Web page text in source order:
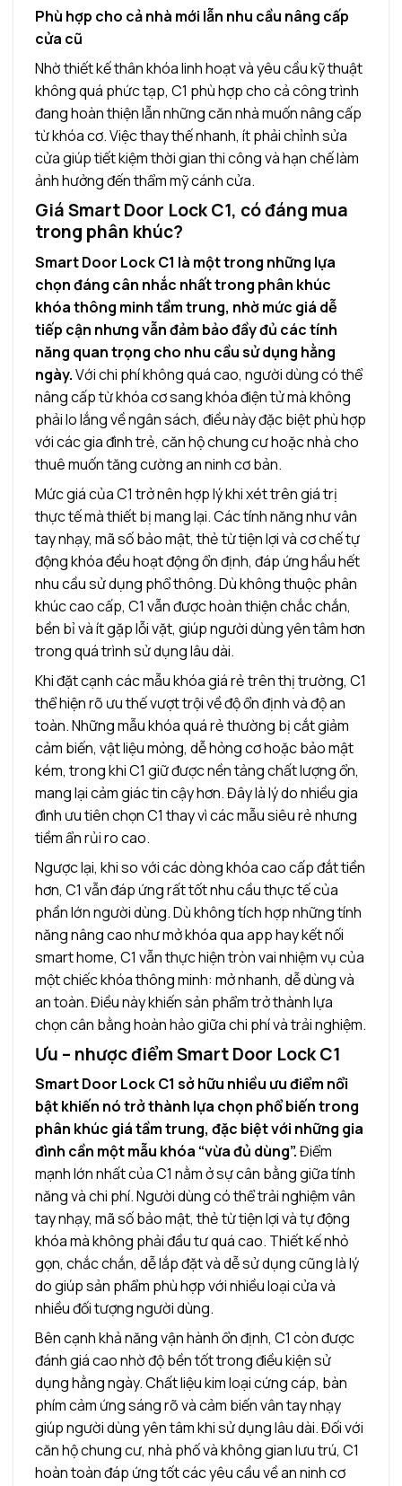
Phù hợp cho cả nhà mới lẫn nhu cầu nâng cấp
cửa cũ
Nhờ thiết kế thân khóa linh hoạt và yêu cầu kỹ thuật
không quá phức tạp, C1 phù hợp cho cả công trình
đang hoàn thiện lẫn những căn nhà muốn nâng cấp
từ khóa cơ. Việc thay thế nhanh, ít phải chỉnh sửa
cửa giúp tiết kiệm thời gian thi công và hạn chế làm
ảnh hưởng đến thẩm mỹ cánh cửa.
Giá Smart Door Lock C1, có đáng mua
trong phân khúc?
Smart Door Lock C1 là một trong những lựa
chọn đáng cân nhắc nhất trong phân khúc
khóa thông minh tầm trung, nhờ mức giá dễ
tiếp cận nhưng vẫn đảm bảo đầy đủ các tính
năng quan trọng cho nhu cầu sử dụng hằng
ngày.Với chi phí không quá cao, người dùng có thể
nâng cấp từ khóa cơ sang khóa điện tử mà không
phải lo lắng về ngân sách, điều này đặc biệt phù hợp
với các gia đình trẻ, căn hộ chung cư hoặc nhà cho
thuê muốn tăng cường an ninh cơ bản.
Mức giá của C1 trở nên hợp lý khi xét trên giá trị
thực tế mà thiết bị mang lại. Các tính năng như vân
tay nhạy, mã số bảo mật, thẻ từ tiện lợi và cơ chế tự
động khóa đều hoạt động ổn định, đáp ứng hầu hết
nhu cầu sử dụng phổ thông. Dù không thuộc phân
khúc cao cấp, C1 vẫn được hoàn thiện chắc chắn,
bền bỉ và ít gặp lỗi vặt, giúp người dùng yên tâm hơn
trong quá trình sử dụng lâu dài.
Khi đặt cạnh các mẫu khóa giá rẻ trên thị trường, C1
thể hiện rõ ưu thế vượt trội về độ ổn định và độ an
toàn. Những mẫu khóa quá rẻ thường bị cắt giảm
cảm biến, vật liệu mỏng, dễ hỏng cơ hoặc bảo mật
kém, trong khi C1 giữ được nền tảng chất lượng ổn,
mang lại cảm giác tin cậy hơn. Đây là lý do nhiều gia
đình ưu tiên chọn C1 thay vì các mẫu siêu rẻ nhưng
tiềm ẩn rủi ro cao.
Ngược lại, khi so với các dòng khóa cao cấp đắt tiền
hơn, C1 vẫn đáp ứng rất tốt nhu cầu thực tế của
phần lớn người dùng. Dù không tích hợp những tính
năng nâng cao như mở khóa qua app hay kết nối
smart home, C1 vẫn thực hiện tròn vai nhiệm vụ của
một chiếc khóa thông minh: mở nhanh, dễ dùng và
an toàn. Điều này khiến sản phẩm trở thành lựa
chọn cân bằng hoàn hảo giữa chi phí và trải nghiệm.
Ưu – nhược điểm Smart Door Lock C1
Smart Door Lock C1 sở hữu nhiều ưu điểm nổi
bật khiến nó trở thành lựa chọn phổ biến trong
phân khúc giá tầm trung, đặc biệt với những gia
đình cần một mẫu khóa “vừa đủ dùng”.Điểm
mạnh lớn nhất của C1 nằm ở sự cân bằng giữa tính
năng và chi phí. Người dùng có thể trải nghiệm vân
tay nhạy, mã số bảo mật, thẻ từ tiện lợi và tự động
khóa mà không phải đầu tư quá cao. Thiết kế nhỏ
gọn, chắc chắn, dễ lắp đặt và dễ sử dụng cũng là lý
do giúp sản phẩm phù hợp với nhiều loại cửa và
nhiều đối tượng người dùng.
Bên cạnh khả năng vận hành ổn định, C1 còn được
đánh giá cao nhờ độ bền tốt trong điều kiện sử
dụng hằng ngày. Chất liệu kim loại cứng cáp, bàn
phím cảm ứng sáng rõ và cảm biến vân tay nhạy
giúp người dùng yên tâm khi sử dụng lâu dài. Đối với
căn hộ chung cư, nhà phố và không gian lưu trú, C1
hoàn toàn đáp ứng tốt các yêu cầu về an ninh cơ